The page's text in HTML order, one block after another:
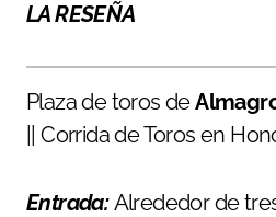
LA RESEÑA
Plaza de toros de
|| Corrida de Toros en
Entrada:Alrededor de